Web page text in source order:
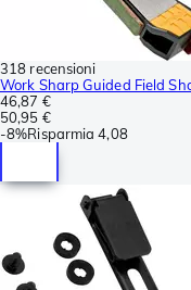
318 recensioni
Work Sharp Guided Field
46,87 €
50,95 €
-8%Risparmia 4,08